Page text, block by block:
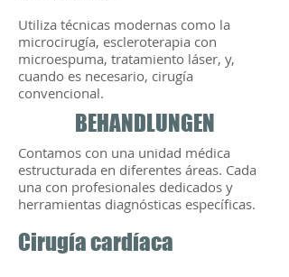
Utiliza técnicas modernas como la
microcirugía, escleroterapia con
microespuma, tratamiento láser, y,
cuando es necesario, cirugía
convencional.
BEHANDLUNGEN
Contamos con una unidad médica
estructurada en diferentes áreas. Cada
una con profesionales dedicados y
herramientas diagnósticas específicas.
Cirugía cardíaca